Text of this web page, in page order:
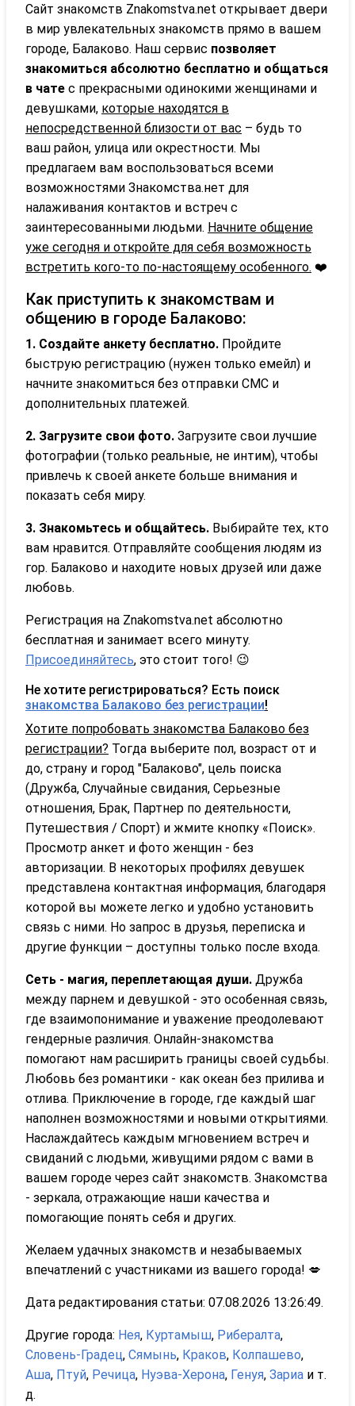
Сайт знакомств Znakomstva.net открывает двери
в мир увлекательных знакомств прямо в вашем
городе, Балаково. Наш сервис позволяет
знакомиться абсолютно бесплатно и общаться
в чате с прекрасными одинокими женщинами и
девушками, которые находятся в
непосредственной близости от вас – будь то
ваш район, улица или окрестности. Мы
предлагаем вам воспользоваться всеми
возможностями Знакомства.нет для
налаживания контактов и встреч с
заинтересованными людьми. Начните общение
уже сегодня и откройте для себя возможность
встретить кого-то по-настоящему особенного. ❤️
Как приступить к знакомствам и
общению в городе Балаково:
1. Создайте анкету бесплатно. Пройдите
быструю регистрацию (нужен только емейл) и
начните знакомиться без отправки СМС и
дополнительных платежей.
2. Загрузите свои фото. Загрузите свои лучшие
фотографии (только реальные, не интим), чтобы
привлечь к своей анкете больше внимания и
показать себя миру.
3. Знакомьтесь и общайтесь. Выбирайте тех, кто
вам нравится. Отправляйте сообщения людям из
гор. Балаково и находите новых друзей или даже
любовь.
Регистрация на Znakomstva.net абсолютно
бесплатная и занимает всего минуту.
Присоединяйтесь, это стоит того! 😉
Не хотите регистрироваться? Есть поиск
знакомства Балаково без регистрации!
Хотите попробовать знакомства Балаково без
регистрации? Тогда выберите пол, возраст от и
до, страну и город "Балаково", цель поиска
(Дружба, Случайные свидания, Серьезные
отношения, Брак, Партнер по деятельности,
Путешествия / Спорт) и жмите кнопку «Поиск».
Просмотр анкет и фото женщин - без
авторизации. В некоторых профилях девушек
представлена контактная информация, благодаря
которой вы можете легко и удобно установить
связь с ними. Но запрос в друзья, переписка и
другие функции – доступны только после входа.
Сеть - магия, переплетающая души. Дружба
между парнем и девушкой - это особенная связь,
где взаимопонимание и уважение преодолевают
гендерные различия. Онлайн-знакомства
помогают нам расширить границы своей судьбы.
Любовь без романтики - как океан без прилива и
отлива. Приключение в городе, где каждый шаг
наполнен возможностями и новыми открытиями.
Наслаждайтесь каждым мгновением встреч и
свиданий с людьми, живущими рядом с вами в
вашем городе через сайт знакомств. Знакомства
- зеркала, отражающие наши качества и
помогающие понять себя и других.
Желаем удачных знакомств и незабываемых
впечатлений с участниками из вашего города! 💋
Дата редактирования статьи: 07.08.2026 13:26:49.
Другие города: Нея, Куртамыш, Рибералта,
Словень-Градец, Сямынь, Краков, Колпашево,
Аша, Птуй, Речица, Нуэва-Херона, Генуя, Зариа и т.
д.